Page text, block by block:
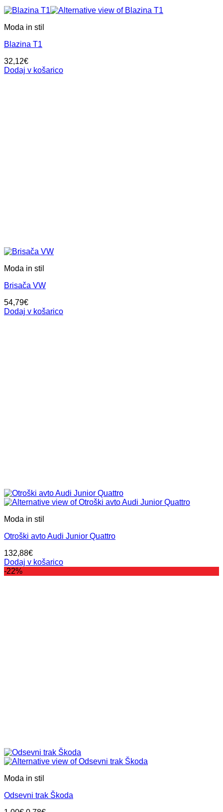
Moda in stil
Blazina T1
32,12€
Dodaj v košarico
Moda in stil
Brisača VW
54,79€
Dodaj v košarico
Moda in stil
Otroški avto Audi Junior Quattro
132,88€
Dodaj v košarico
-22%
Moda in stil
Odsevni trak Škoda